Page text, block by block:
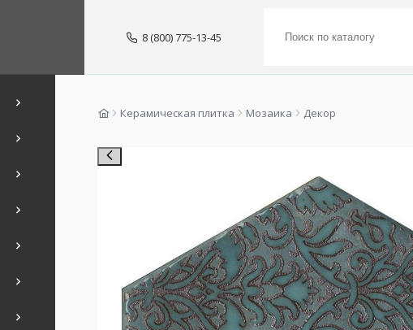
8 (800) 775-13-45
Керамическая плитка Мозаика Декор